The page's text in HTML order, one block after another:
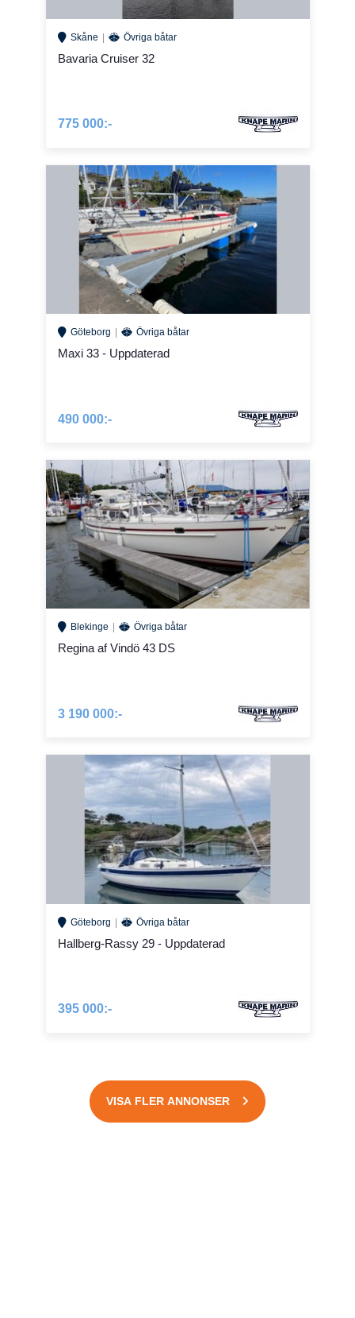
Skåne Övriga båtar
Bavaria Cruiser 32
775 000:-
Göteborg Övriga båtar
Maxi 33 - Uppdaterad
490 000:-
Blekinge Övriga båtar
Regina af Vindö 43 DS
3 190 000:-
Göteborg Övriga båtar
Hallberg-Rassy 29 - Uppdaterad
395 000:-
VISA FLER ANNONSER